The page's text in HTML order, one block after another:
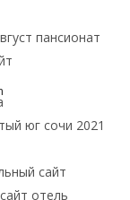
пансионат
юг сочи 2021
сайт
отель